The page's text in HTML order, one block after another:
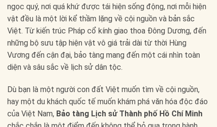
ngọc quý, nơi quá khứ được tái hiện sống động, nơi mỗi hiện
vật đều là một lời kể thầm lặng về cội nguồn và bản sắc
Việt. Từ kiến trúc Pháp cổ kính giao thoa Đông Dương, đến
những bộ sưu tập hiện vật vô giá trải dài từ thời Hùng
Vương đến cận đại, bảo tàng mang đến một cái nhìn toàn
diện và sâu sắc về lịch sử dân tộc.
Dù bạn là một người con đất Việt muốn tìm về cội nguồn,
hay một du khách quốc tế muốn khám phá văn hóa độc đáo
của Việt Nam, Bảo tàng Lịch sử Thành phố Hồ Chí Minh